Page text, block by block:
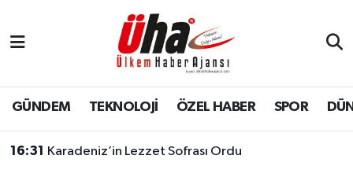
GÜNDEM TEKNOLOJİ ÖZEL HABER SPOR
16:31 Karadeniz’in Lezzet Sofrası Ordu
İstanbul Nöbetçi Eczaneler
İstanbul Hava Durumu